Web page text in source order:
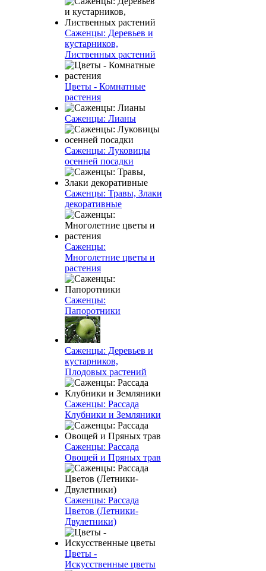
Саженцы: Деревьев и
кустарников,
Лиственных растений
Цветы - Комнатные
растения
Саженцы: Лианы
Саженцы: Луковицы
осенней посадки
Саженцы: Травы, Злаки
декоративные
Саженцы:
Многолетние цветы и
растения
Саженцы:
Папоротники
Саженцы: Деревьев и
кустарников,
Плодовых растений
Саженцы: Рассада
Клубники и Земляники
Саженцы: Рассада
Овощей и Пряных трав
Саженцы: Рассада
Цветов (Летники-
Двулетники)
Цветы -
Искусственные цветы